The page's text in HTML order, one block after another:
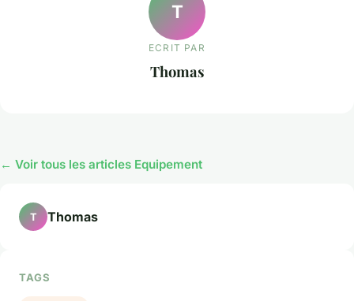
T
ECRIT PAR
Thomas
← Voir tous les articles Equipement
T Thomas
TAGS